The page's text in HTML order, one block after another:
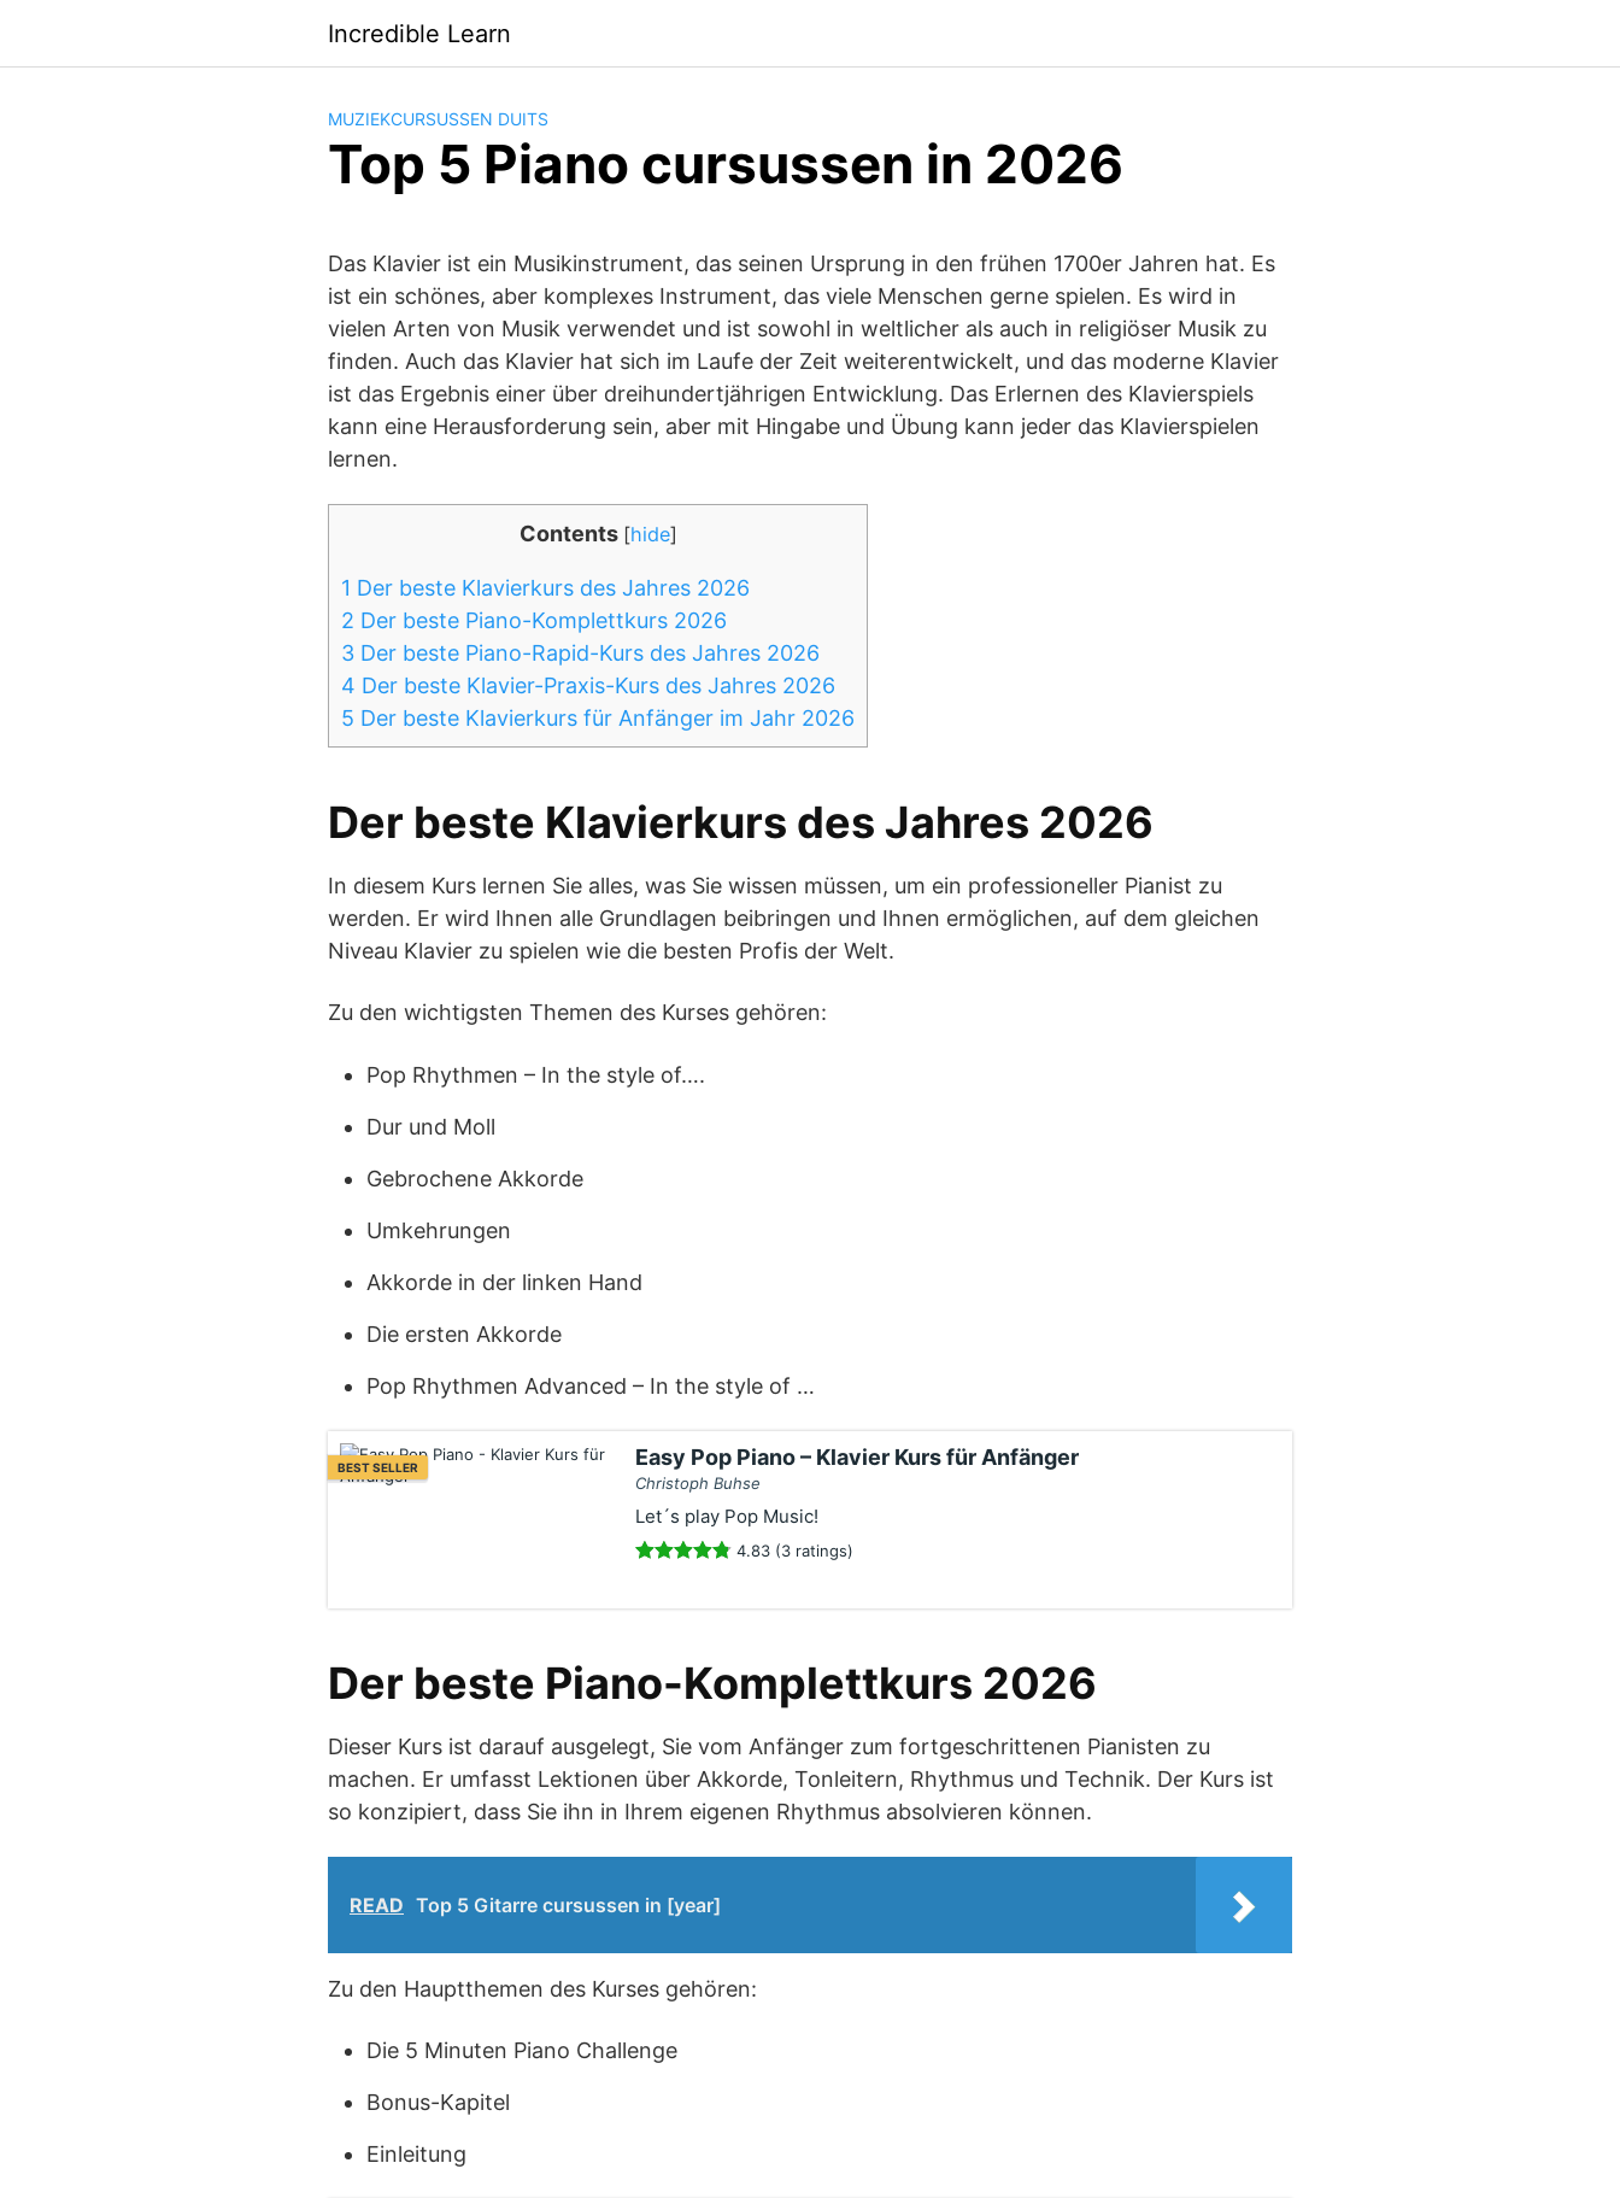
contenido
Incredible Learn
MUZIEKCURSUSSEN DUITS
Top 5 Piano cursussen in 2026
Das Klavier ist ein Musikinstrument, das seinen Ursprung in den frühen 1700er Jahren hat. Es
ist ein schönes, aber komplexes Instrument, das viele Menschen gerne spielen. Es wird in
vielen Arten von Musik verwendet und ist sowohl in weltlicher als auch in religiöser Musik zu
finden. Auch das Klavier hat sich im Laufe der Zeit weiterentwickelt, und das moderne Klavier
ist das Ergebnis einer über dreihundertjährigen Entwicklung. Das Erlernen des Klavierspiels
kann eine Herausforderung sein, aber mit Hingabe und Übung kann jeder das Klavierspielen
lernen.
Contents [hide]
1 Der beste Klavierkurs des Jahres 2026
2 Der beste Piano-Komplettkurs 2026
3 Der beste Piano-Rapid-Kurs des Jahres 2026
4 Der beste Klavier-Praxis-Kurs des Jahres 2026
5 Der beste Klavierkurs für Anfänger im Jahr 2026
Der beste Klavierkurs des Jahres 2026
In diesem Kurs lernen Sie alles, was Sie wissen müssen, um ein professioneller Pianist zu
werden. Er wird Ihnen alle Grundlagen beibringen und Ihnen ermöglichen, auf dem gleichen
Niveau Klavier zu spielen wie die besten Profis der Welt.
Zu den wichtigsten Themen des Kurses gehören:
Pop Rhythmen – In the style of….
Dur und Moll
Gebrochene Akkorde
Umkehrungen
Akkorde in der linken Hand
Die ersten Akkorde
Pop Rhythmen Advanced – In the style of …
BEST SELLER Easy Pop Piano – Klavier Kurs für Anfänger
Christoph Buhse
Let´s play Pop Music!
4.83 (3 ratings)
Der beste Piano-Komplettkurs 2026
Dieser Kurs ist darauf ausgelegt, Sie vom Anfänger zum fortgeschrittenen Pianisten zu
machen. Er umfasst Lektionen über Akkorde, Tonleitern, Rhythmus und Technik. Der Kurs ist
so konzipiert, dass Sie ihn in Ihrem eigenen Rhythmus absolvieren können.
READ Top 5 Gitarre cursussen in [year]
Zu den Hauptthemen des Kurses gehören:
Die 5 Minuten Piano Challenge
Bonus-Kapitel
Einleitung